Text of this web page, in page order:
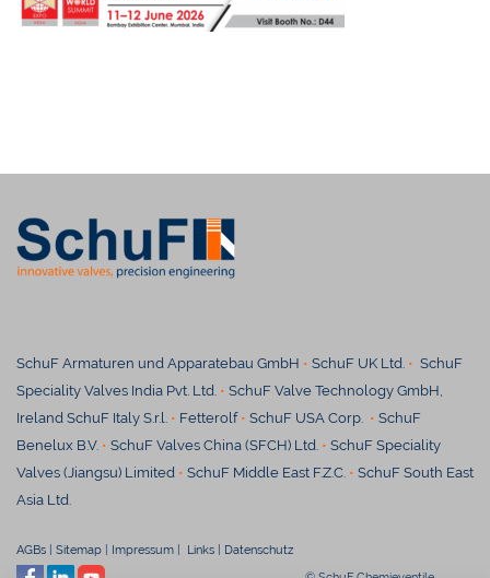
SchuF Armaturen und Apparatebau GmbH • SchuF UK Ltd. • SchuF
Speciality Valves India Pvt. Ltd. • SchuF Valve Technology GmbH,
Ireland SchuF Italy S.r.l. • Fetterolf• SchuF USA Corp. • SchuF
Benelux B.V. • SchuF Valves China (SFCH) Ltd. • SchuF Speciality
Valves (Jiangsu) Limited • SchuF Middle East F.Z.C. • SchuF South East
Asia Ltd.
AGBs Sitemap Impressum Links Datenschutz